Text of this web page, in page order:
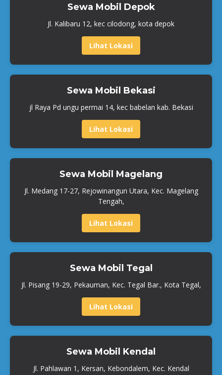
Sewa Mobil Depok
Jl. Kalibaru 12, kec cilodong, kota depok
Lihat Lokasi
Sewa Mobil Bekasi
jl Raya Pd ungu permai 14, kec babelan kab. Bekasi
Lihat Lokasi
Sewa Mobil Magelang
Jl. Medang 17-27, Rejowinangun Utara, Kec. Magelang
Tengah,
Lihat Lokasi
Sewa Mobil Tegal
Jl. Pisang 19-29, Pekauman, Kec. Tegal Bar., Kota Tegal,
Lihat Lokasi
Sewa Mobil Kendal
Jl. Pahlawan 1, Kersan, Kebondalem, Kec. Kendal